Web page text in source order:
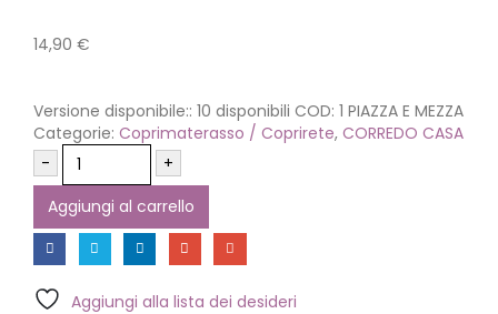
14,90 €
Versione disponibile:: 10 disponibili COD: 1 PIAZZA E MEZZA
Categorie: Coprimaterasso / Coprirete, CORREDO CASA
-
+
Aggiungi al carrello
Aggiungi alla lista dei desideri